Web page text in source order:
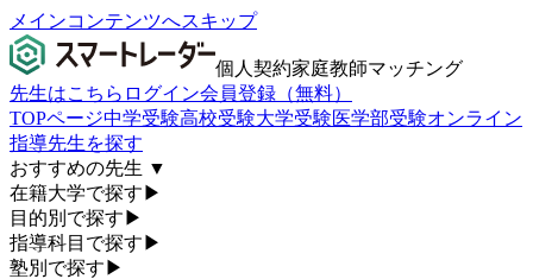
メインコンテンツへスキップ
個人契約家庭教師マッチング
先生はこちら ログイン会員登録（無料）
TOPページ中学受験高校受験大学受験医学部受験オンライン
指導先生を探す
おすすめの先生 ▼
在籍大学で探す ▶
目的別で探す ▶
指導科目で探す ▶
塾別で探す ▶